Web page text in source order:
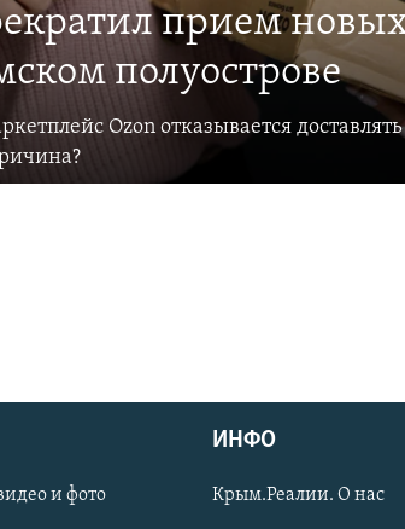
прием новых
полуострове
Ozon отказывается
и фото
ИНФО
Крым.Реалии. О нас